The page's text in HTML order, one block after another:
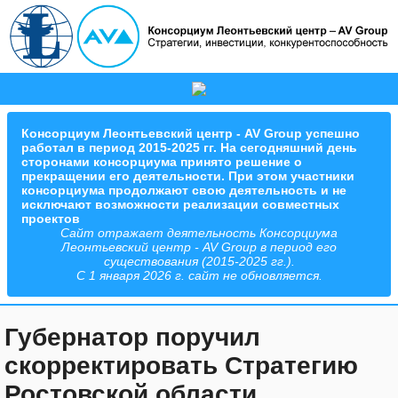
Консорциум Леонтьевский центр - AV Group успешно
работал в период 2015-2025 гг. На сегодняшний день
сторонами консорциума принято решение о
прекращении его деятельности. При этом участники
консорциума продолжают свою деятельность и не
исключают возможности реализации совместных
проектов
Сайт отражает деятельность Консорциума
Леонтьевский центр - AV Group в период его
существования (2015-2025 гг.).
С 1 января 2026 г. сайт не обновляется.
Губернатор поручил
скорректировать Стратегию